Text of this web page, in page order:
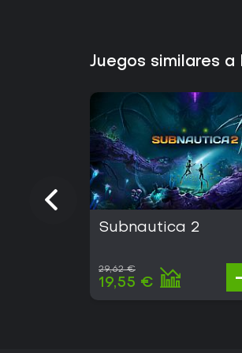
Juegos similares a
Subnautica 2
29,62 €
19,55 €